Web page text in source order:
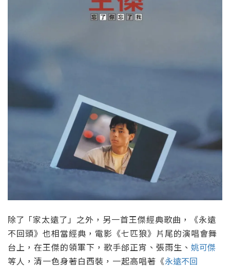
除了 「家太遠了」之外，另一首王傑經典歌曲，
《永遠
不回頭》也相當經典， 電影《七匹狼》片尾的演唱會舞
台上，在王傑的領軍下，歌手邰正宵、張雨生、 姚可傑
等人，清一色身著白西裝，一起高唱著《永遠不回